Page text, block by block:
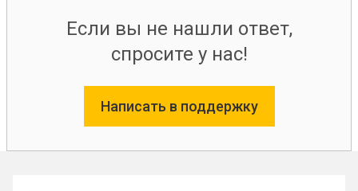
Если вы не нашли ответ,
спросите у нас!
Написать в поддержку